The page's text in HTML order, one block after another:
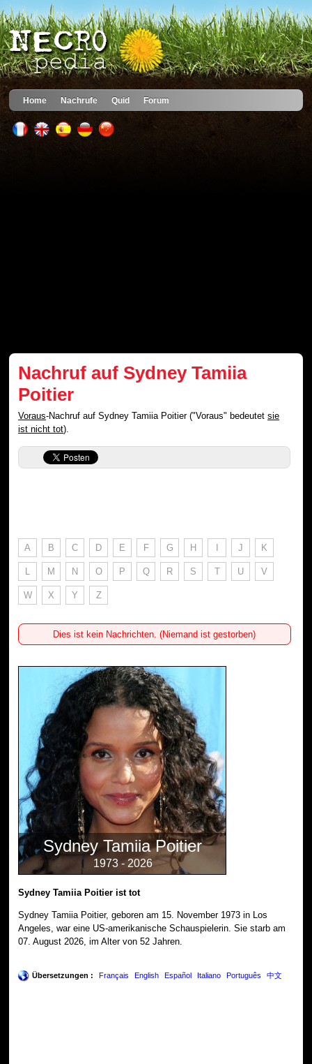
Home Nachrufe Quid Forum
Nachruf auf Sydney Tamiia
Poitier
Voraus-Nachruf auf Sydney Tamiia Poitier ("Voraus" bedeutetsie
ist nicht tot).
A B C D E F G H I J K
L M N O P Q R S T U V
W X Y Z
Dies ist kein Nachrichten. (Niemand ist gestorben)
Sydney Tamiia Poitier
1973 - 2026
Sydney Tamiia Poitier ist tot
Sydney Tamiia Poitier, geboren am 15. November 1973 in Los
Angeles, war eine US-amerikanische Schauspielerin. Sie starb am
07. August 2026, im Alter von 52 Jahren.
Übersetzungen : Français English Español Italiano Português 中文